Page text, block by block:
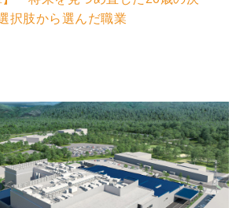
択肢から選んだ職業